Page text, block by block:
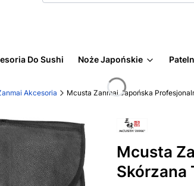
Do Sushi Noże Japońskie
Akcesoria Mcusta Zanmai Japońska
Mcusta
Skórzana